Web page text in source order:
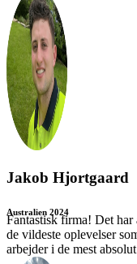
Jakob Hjortgaard
Australien 2024
Fantastisk firma! Det
de vildeste oplevelser
arbejder i de mest